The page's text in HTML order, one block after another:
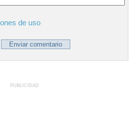
de uso
PUBLICIDAD